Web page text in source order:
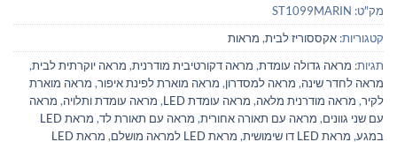
מק"ט: ST1099MARIN
קטגוריות: אקססוריז לבית, מראות
תגיות: מראה גדולה עומדת, מראה דקורטיבית מודרנית, מראה יוקרתית לבית,
מראה לחדר שינה, מראה למסדרון, מראה מוארת לפינת איפור, מראה מוארת
לקיר, מראה מודרנית מלאה, מראה עומדת LED , מראה עומדת ותלויה, מראה
עם שני גוונים, מראה עם תאורה אחורית, מראה עם תאורת לד,
מראת LED
במגע, מראת LED דו שימושית , מראת LED למראה מושלם ,
מראת LED